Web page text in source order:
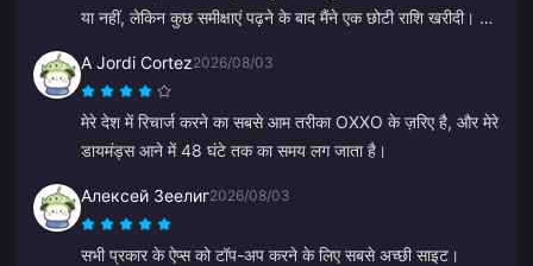
या नहीं, लेकिन कुछ समीक्षाएं पढ़ने के बाद मैंने एक छोटी राशि खरीदी। यह
A Jordi Cortez2026/08/03
मेरे देश में रिचार्ज करने का सबसे आम तरीका OXXO के ज़रिए है, और मेरे
डायमंड्स आने में 48 घंटे तक का समय लग जाता है।
Алексей Зеелиг2026/08/03
सभी प्रकार के ऐप्स को टॉप-अप करने के लिए सबसे अच्छी साइट।